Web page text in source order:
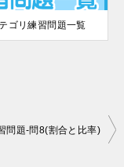
ゴリ練習問題一覧
問題-問8(割合と比率)